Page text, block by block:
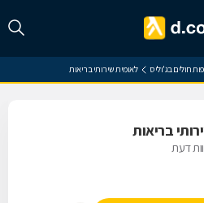
חולים בג'וליס לאומית שירותי בריאות
בריאות
דעת